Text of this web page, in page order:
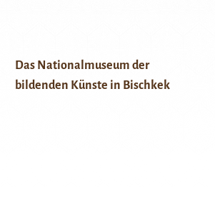
Das Nationalmuseum der
bildenden Künste in Bischkek